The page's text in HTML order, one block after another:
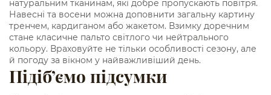
натуральним тканинам, які добре пропускають повітря.
Навесні та восени можна доповнити загальну картину
тренчем, кардиганом або жакетом. Взимку доречним
стане класичне пальто світлого чи нейтрального
кольору. Враховуйте не тільки особливості сезону, але
й погоду за вікном у найважливіший день.
Підіб’ємо підсумки